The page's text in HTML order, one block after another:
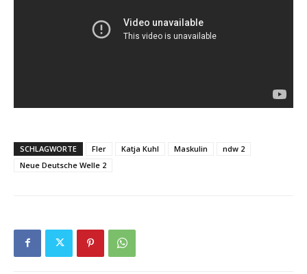
SCHLAGWORTE Fler Katja Kuhl Maskulin
ndw 2
Neue Deutsche Welle 2